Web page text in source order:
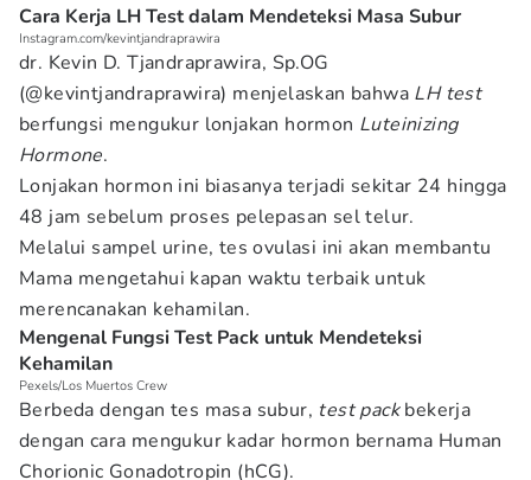
Cara Kerja LH Test dalam Mendeteksi Masa Subur
Instagram.com/kevintjandraprawira
dr. Kevin D. Tjandraprawira, Sp.OG
(@kevintjandraprawira) menjelaskan bahwa LH test
berfungsi mengukur lonjakan hormon Luteinizing
Hormone.
Lonjakan hormon ini biasanya terjadi sekitar 24 hingga
48 jam sebelum proses pelepasan sel telur.
Melalui sampel urine, tes ovulasi ini akan membantu
Mama mengetahui kapan waktu terbaik untuk
merencanakan kehamilan.
Mengenal Fungsi Test Pack untuk Mendeteksi
Kehamilan
Pexels/Los Muertos Crew
Berbeda dengan tes masa subur, test packbekerja
dengan cara mengukur kadar hormon bernama Human
Chorionic Gonadotropin (hCG).